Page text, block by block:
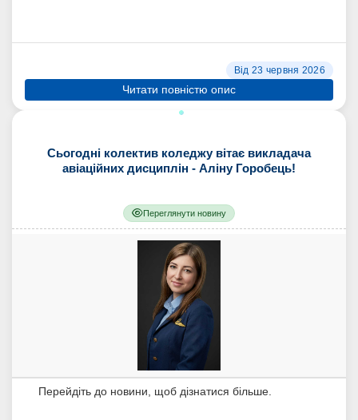
Від 23 червня 2026
Читати повністю опис
Сьогодні колектив коледжу вітає викладача
авіаційних дисциплін - Аліну Горобець!
Переглянути новину
Перейдіть до новини, щоб дізнатися більше.